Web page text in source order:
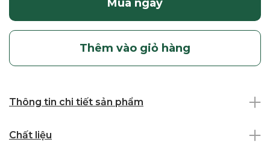
Mua ngay
Thêm vào giỏ hàng
Thông tin chi tiết sản phẩm
Chất liệu